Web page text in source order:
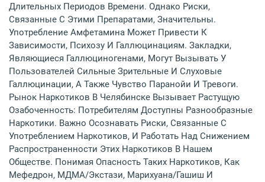
Длительных Периодов Времени. Однако Риски,
Связанные С Этими Препаратами, Значительны.
Употребление Амфетамина Может Привести К
Зависимости, Психозу И Галлюцинациям. Закладки,
Являющиеся Галлюциногенами, Могут Вызывать У
Пользователей Сильные Зрительные И Слуховые
Галлюцинации, А Также Чувство Паранойи И Тревоги.
Рынок Наркотиков В Челябинске Вызывает Растущую
Озабоченность: Потребителям Доступны Разнообразные
Наркотики. Важно Осознавать Риски, Связанные С
Употреблением Наркотиков, И Работать Над Снижением
Распространенности Этих Наркотиков В Нашем
Обществе. Понимая Опасность Таких Наркотиков, Как
Мефедрон, МДМА/экстази, Марихуана/гашиш И